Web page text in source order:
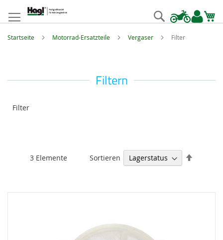
springen
Suche
Startseite Motorrad-Ersatzteile Vergaser Filter
Filtern
Filter
3 Elemente Sortieren